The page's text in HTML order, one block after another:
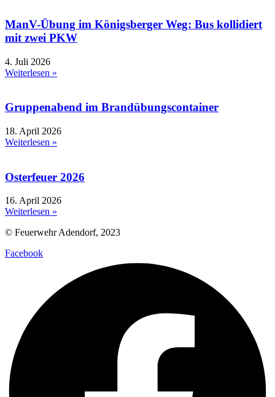
ManV-Übung im Königsberger Weg: Bus kollidiert
mit zwei PKW
4. Juli 2026
Weiterlesen »
Gruppenabend im Brandübungscontainer
18. April 2026
Weiterlesen »
Osterfeuer 2026
16. April 2026
Weiterlesen »
© Feuerwehr Adendorf, 2023
Facebook